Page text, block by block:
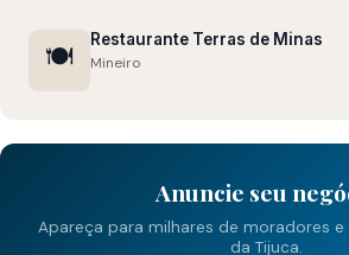
🍽️
Restaurante Terras de Minas
Mineiro
Anuncie seu
Apareça para milhares de moradores e
da Tijuca.